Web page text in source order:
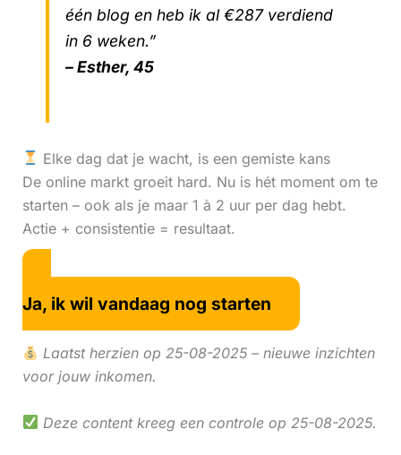
één blog en heb ik al €287 verdiend
in 6 weken.”
– Esther, 45
Elke dag dat je wacht, is een gemiste kans
De online markt groeit hard. Nu is hét moment om te
starten – ook als je maar 1 à 2 uur per dag hebt.
Actie + consistentie = resultaat.
Ja, ik wil vandaag nog starten
Laatst herzien op 25-08-2025 – nieuwe inzichten
voor jouw inkomen.
Deze content kreeg een controle op 25-08-2025.